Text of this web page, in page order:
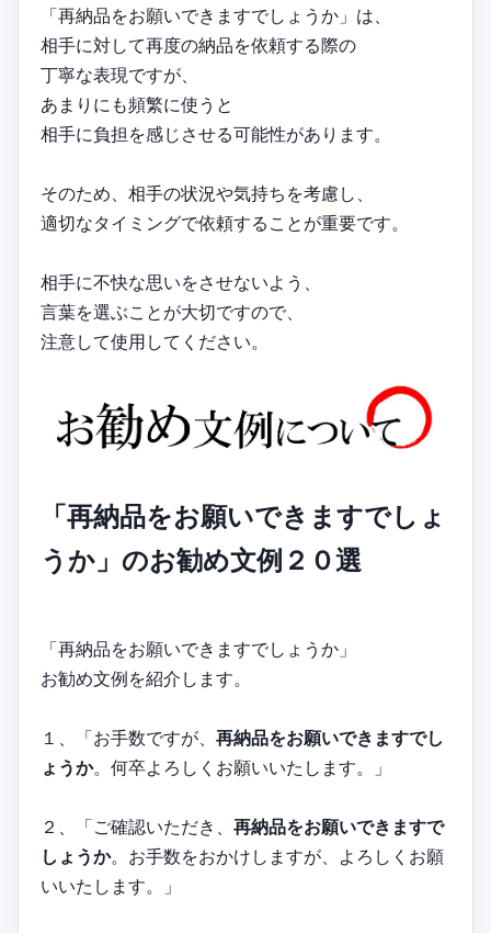
「再納品をお願いできますでしょうか」は、
相手に対して再度の納品を依頼する際の
丁寧な表現ですが、
あまりにも頻繁に使うと
相手に負担を感じさせる可能性があります。
そのため、相手の状況や気持ちを考慮し、
適切なタイミングで依頼することが重要です。
相手に不快な思いをさせないよう、
言葉を選ぶことが大切ですので、
注意して使用してください。
「再納品をお願いできますでしょ
うか」のお勧め文例２０選
「再納品をお願いできますでしょうか」
お勧め文例を紹介します。
１、「お手数ですが、 再納品をお願いできますでし
ょうか。何卒よろしくお願いいたします。」
２、「ご確認いただき、 再納品をお願いできますで
しょうか。お手数をおかけしますが、よろしくお願
いいたします。」